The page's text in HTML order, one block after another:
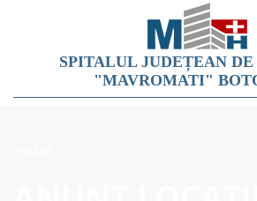
SPITALUL JUDEȚEAN
"MAVROMATI"